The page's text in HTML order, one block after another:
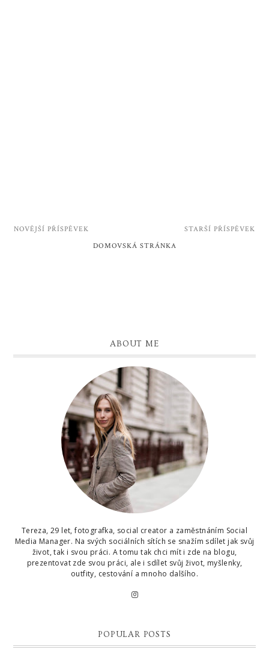
NOVĚJŠÍ PŘÍSPĚVEK
STARŠÍ PŘÍSPĚVEK
DOMOVSKÁ STRÁNKA
ABOUT ME
Tereza, 29 let, fotografka, social creator a zaměstnáním Social
Media Manager. Na svých sociálních sítích se snažím sdílet jak svůj
život, tak i svou práci. A tomu tak chci mít i zde na blogu,
prezentovat zde svou práci, ale i sdílet svůj život, myšlenky,
outfity, cestování a mnoho dalšího.
POPULAR POSTS